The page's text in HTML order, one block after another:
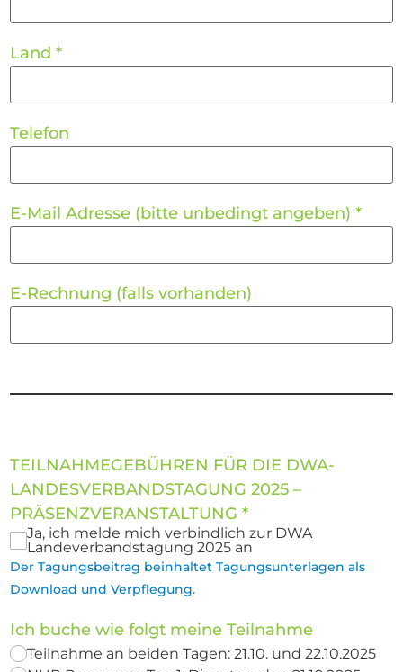
Land*
Telefon
E-Mail Adresse (bitte unbedingt angeben)*
E-Rechnung (falls vorhanden)
TEILNAHMEGEBÜHREN FÜR DIE DWA-
LANDESVERBANDSTAGUNG 2025 –
PRÄSENZVERANSTALTUNG*
Ja, ich melde mich verbindlich zur DWA
Landeverbandstagung 2025 an
Der Tagungsbeitrag beinhaltet Tagungsunterlagen als
Download und Verpflegung.
Ich buche wie folgt meine Teilnahme
Teilnahme an beiden Tagen: 21.10. und 22.10.2025